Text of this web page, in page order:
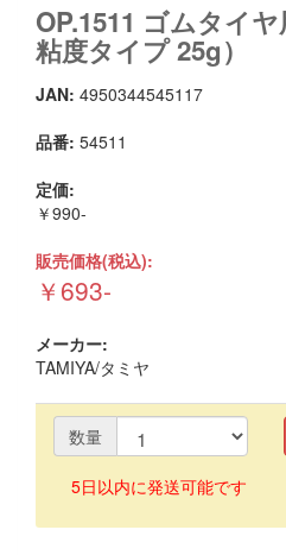
OP.1511 ゴムタイ
粘度タイプ 25g）
JAN: 4950344545117
品番: 54511
定価:
￥990-
販売価格(税込):
￥693-
メーカー:
TAMIYA/タミヤ
数量
5日以内に発送可能です